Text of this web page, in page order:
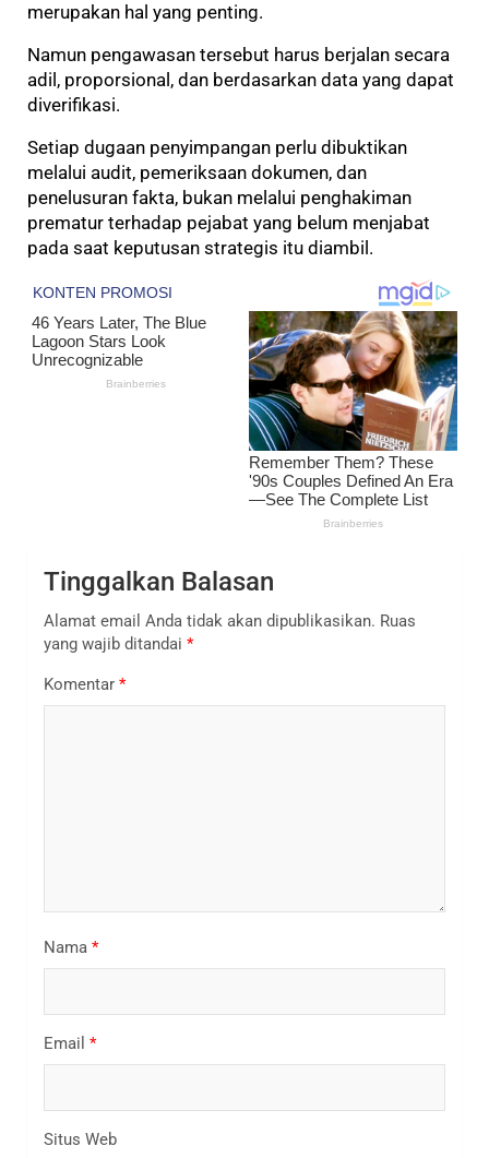
merupakan hal yang penting.
Namun pengawasan tersebut harus berjalan secara
adil, proporsional, dan berdasarkan data yang dapat
diverifikasi.
Setiap dugaan penyimpangan perlu dibuktikan
melalui audit, pemeriksaan dokumen, dan
penelusuran fakta, bukan melalui penghakiman
prematur terhadap pejabat yang belum menjabat
pada saat keputusan strategis itu diambil.
Tinggalkan Balasan
Alamat email Anda tidak akan dipublikasikan. Ruas
yang wajib ditandai *
Komentar *
Nama *
Email *
Situs Web